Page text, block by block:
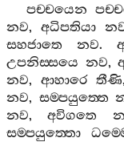
පච‍්චයෙන
නව, අධිපතියා
සහජාතෙ
නව.
උපනිස‍්සයෙ නව,
නව, ආහාරෙ තීණි
නව, සම‍්පයුත‍්තෙ
නව,අවිගතෙ
සම‍්පයුත‍්තො